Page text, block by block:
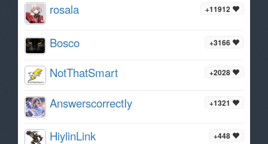
+11912
rosala
+3166
Bosco
+2028
NotThatSmart
+1321
AnswerscorrectIy
+448
HiylinLink